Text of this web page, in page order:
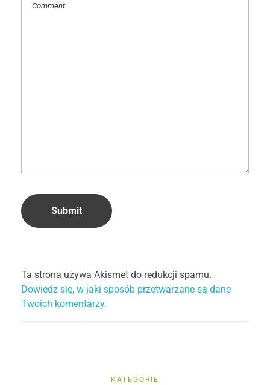
Ta strona używa Akismet do redukcji spamu.
Dowiedz się, w jaki sposób przetwarzane są dane
Twoich komentarzy.
KATEGORIE